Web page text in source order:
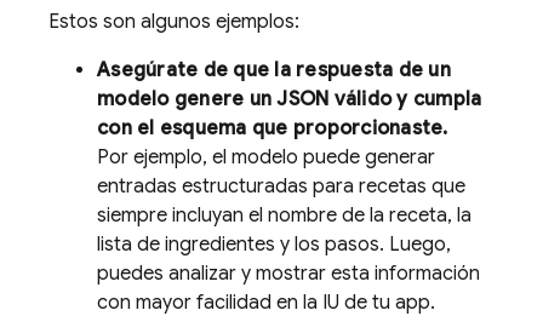
Estos son algunos ejemplos:
Asegúrate de que la respuesta de un
modelo genere un JSON válido y cumpla
con el esquema que proporcionaste.
Por ejemplo, el modelo puede generar
entradas estructuradas para recetas que
siempre incluyan el nombre de la receta, la
lista de ingredientes y los pasos. Luego,
puedes analizar y mostrar esta información
con mayor facilidad en la IU de tu app.